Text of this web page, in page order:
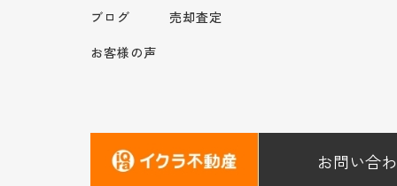
ブログ
お客様の声
売却査定
お問い合